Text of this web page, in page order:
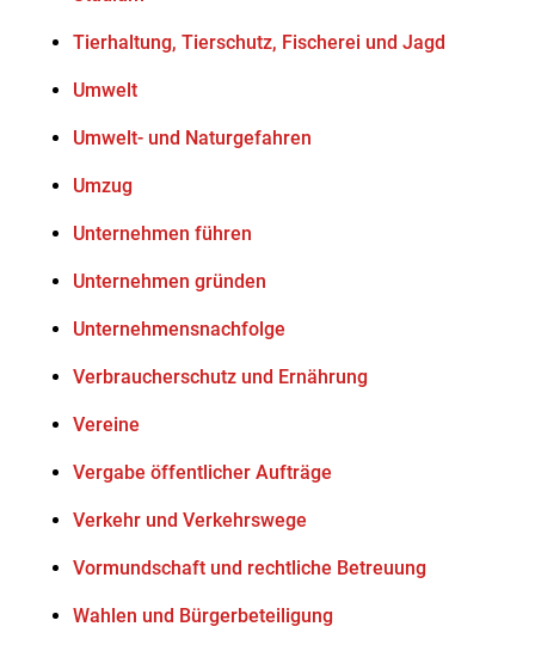
Tierhaltung, Tierschutz, Fischerei und Jagd
Umwelt
Umwelt- und Naturgefahren
Umzug
Unternehmen führen
Unternehmen gründen
Unternehmensnachfolge
Verbraucherschutz und Ernährung
Vereine
Vergabe öffentlicher Aufträge
Verkehr und Verkehrswege
Vormundschaft und rechtliche Betreuung
Wahlen und Bürgerbeteiligung